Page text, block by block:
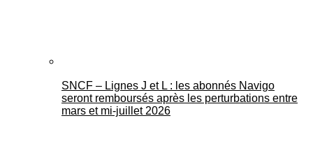
SNCF – Lignes J et L : les abonnés Navigo
seront remboursés après les perturbations entre
mars et mi-juillet 2026